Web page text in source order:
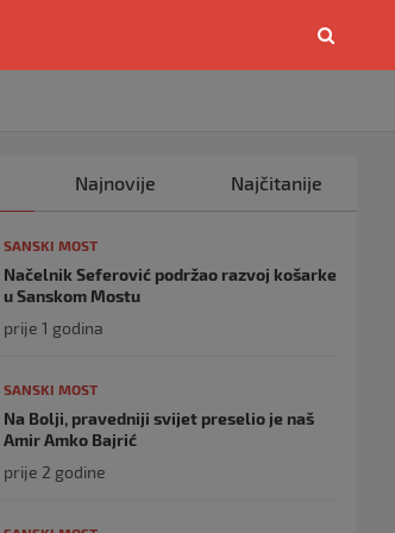
Najnovije Najčitanije
SANSKI MOST
Načelnik Seferović podržao razvoj košarke
u Sanskom Mostu
prije 1 godina
SANSKI MOST
Na Bolji, pravedniji svijet preselio je naš
Amir Amko Bajrić
prije 2 godine